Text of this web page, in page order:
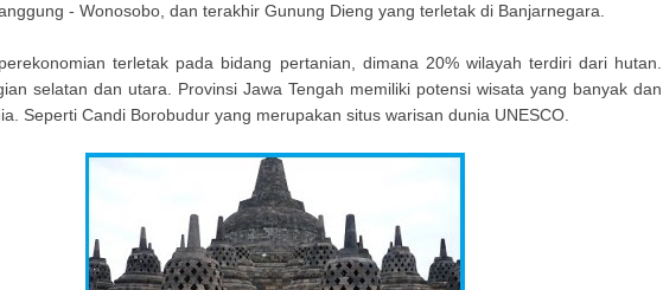
- Wonosobo, dan terakhir Gunung Dieng yang terletak di Banjarnegara.
terletak pada bidang pertanian, dimana 20% wilayah terdiri dari hutan.
selatan dan utara. Provinsi Jawa Tengah memiliki potensi wisata yang banyak dan
Seperti Candi Borobudur yang merupakan situs warisan dunia UNESCO.